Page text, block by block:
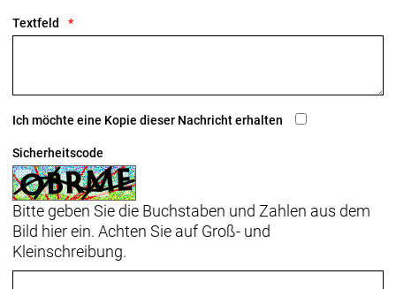
Leuchten und GoPro-Kameras. Hole dir den cleanen,
Magnethalterung, um auf den Trails mehr und
besser zu s
- Materialtyp: Feuchtigkeitsabführende Polster
Polycarbonate
Textfeld
Ich möchte eine Kopie dieser Nachricht erhalten
Sicherheitscode
Bitte geben Sie die Buchstaben und Zahlen aus dem
Bild hier ein. Achten Sie auf Groß- und
Kleinschreibung.